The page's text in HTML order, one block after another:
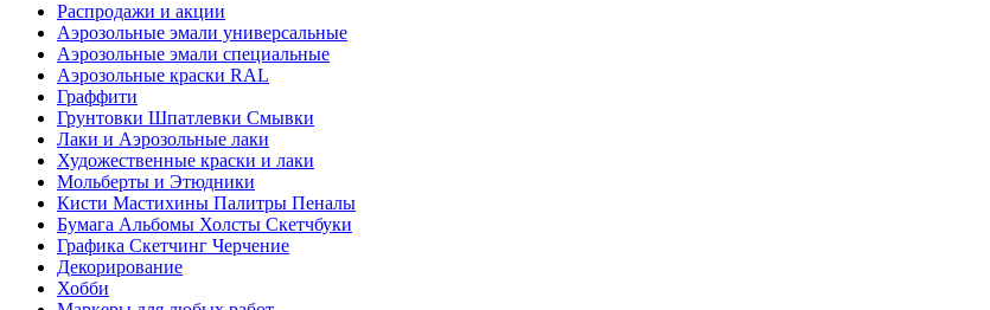
Распродажи и акции
Аэрозольные эмали универсальные
Аэрозольные эмали специальные
Аэрозольные краски RAL
Граффити
Грунтовки Шпатлевки Смывки
Лаки и Аэрозольные лаки
Художественные краски и лаки
Мольберты и Этюдники
Кисти Мастихины Палитры Пеналы
Бумага Альбомы Холсты Скетчбуки
Графика Скетчинг Черчение
Декорирование
Хобби